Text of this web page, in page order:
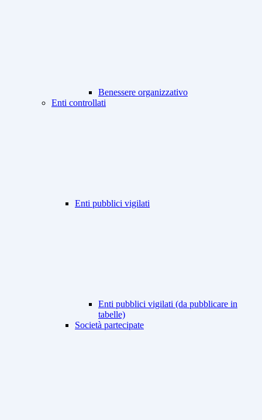
Benessere organizzativo
Enti controllati
Enti pubblici vigilati
Enti pubblici vigilati (da pubblicare in
tabelle)
Società partecipate